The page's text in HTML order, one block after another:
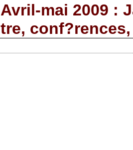
Avril-mai 2009 :
tre,